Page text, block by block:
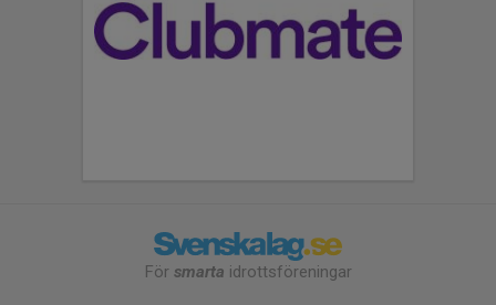
För smarta idrottsföreningar